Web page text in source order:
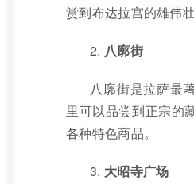
赏到布达拉宫的雄伟壮
2. 八廓街
八廓街是拉萨最
里可以品尝到正宗的
各种特色商品。
3. 大昭寺广场